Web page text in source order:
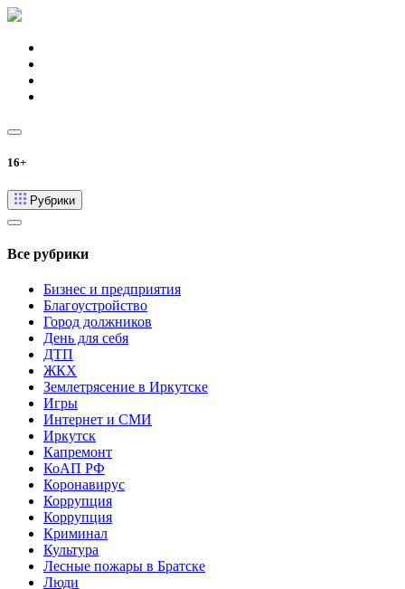
16+
Рубрики
Все рубрики
Бизнес и предприятия
Благоустройство
Город должников
День для себя
ДТП
ЖКХ
Землетрясение в Иркутске
Игры
Интернет и СМИ
Иркутск
Капремонт
КоАП РФ
Коронавирус
Коррупция
Коррупция
Криминал
Культура
Лесные пожары в Братске
Люди